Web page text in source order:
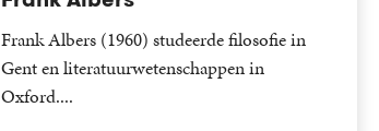
Frank Albers (1960) studeerde filosofie in
Gent en literatuurwetenschappen in
Oxford....